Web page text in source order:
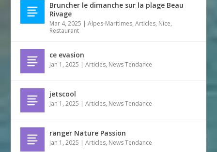
Bruncher le dimanche sur la plage Beau
Rivage
Mar 4, 2025 |Alpes-Maritimes,Articles, Nice,
Restaurant
ce evasion
Jan 1, 2025 |Articles, News Tendance
jetscool
Jan 1, 2025 |Articles, News Tendance
ranger Nature Passion
Jan 1, 2025 |Articles, News Tendance